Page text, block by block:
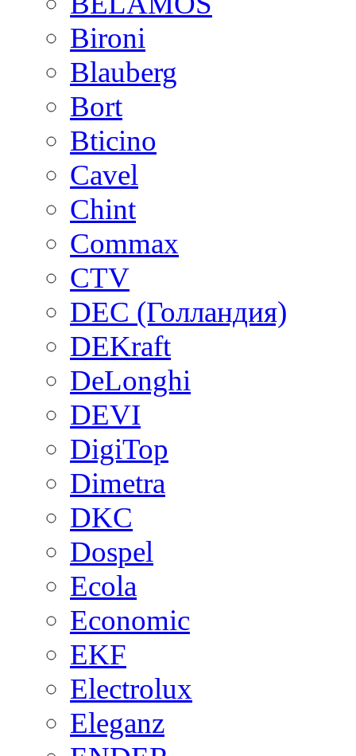
Bironi
Blauberg
Bort
Bticino
Cavel
Chint
Commax
CTV
DEC (Голландия)
DEKraft
DeLonghi
DEVI
DigiTop
Dimetra
DKC
Dospel
Ecola
Economic
EKF
Electrolux
Eleganz